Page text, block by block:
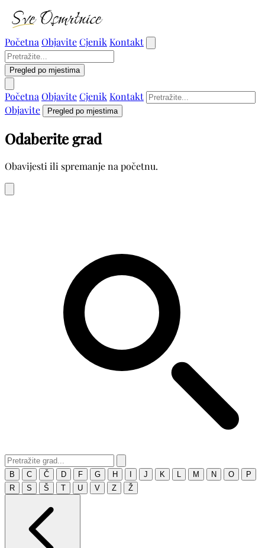
Početna ObjaviteCjenik Kontakt
Pregled po mjestima
Početna ObjaviteCjenik Kontakt
Objavite
Pregled po mjestima
Odaberite grad
Obavijesti ili spremanje na početnu.
B C Č D F G H J K M N O
P
R
S Š T U V Z Ž